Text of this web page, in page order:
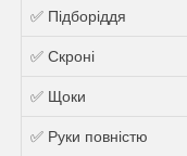
✅ Підборіддя
✅ Скроні
✅ Щоки
✅ Руки повністю